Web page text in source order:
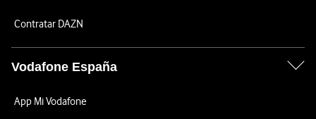
Contratar DAZN
Vodafone España
App Mi Vodafone